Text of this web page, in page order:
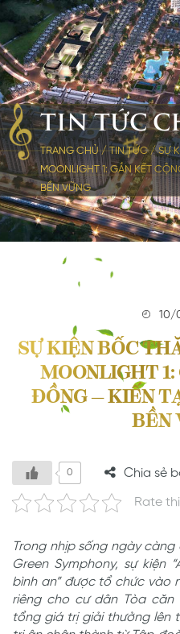
TIN TỨC
TRANG CHỦ /TIN TỨC /SỰ
MOONLIGHT 1: GẮN KẾT
BỀN VỮNG
10/
SỰ KIỆN BỐC
MOONLIGHT
ĐỒNG – KIẾN
BỀN
Chia sẻ
0
Rate
Trong nhịp sống ngày
Green Symphony, sự kiện
bình an” được tổ chức vào
riêng cho cư dân Tòa căn
tổng giá trị giải thưởng lên